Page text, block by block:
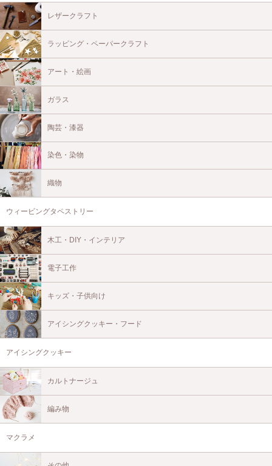
レザークラフト
ラッピング・ペーパークラフト
アート・絵画
ガラス
陶芸・漆器
染色・染物
織物
ウィービングタペストリー
木工・DIY・インテリア
電子工作
キッズ・子供向け
アイシングクッキー・フード
アイシングクッキー
カルトナージュ
編み物
マクラメ